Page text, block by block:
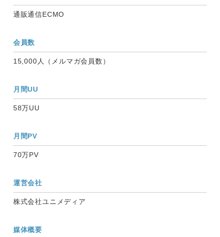
通販通信ECMO
会員数
15,000人（メルマガ会員数）
月間UU
58万UU
月間PV
70万PV
運営会社
株式会社ユニメディア
媒体概要